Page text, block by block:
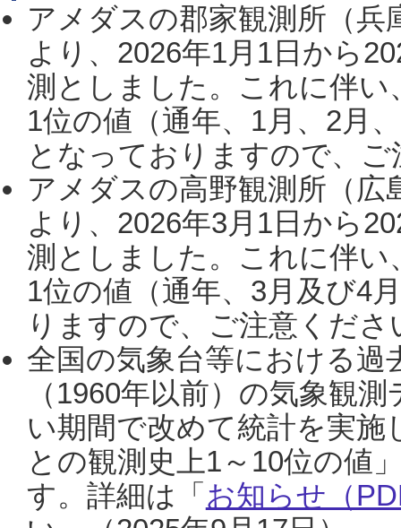
アメダスの郡家観測所（
より、2026年1月1日から
測としました。これに伴い
1位の値（通年、1月、2月
となっておりますので、
アメダスの高野観測所（
より、2026年3月1日から
測としました。これに伴い
1位の値（通年、3月及び4
りますので、ご注意くだ
全国の気象台等における過
（1960年以前）の気象観
い期間で改めて統計を実
との観測史上1～10位の値
す。詳細は「 お知らせ（